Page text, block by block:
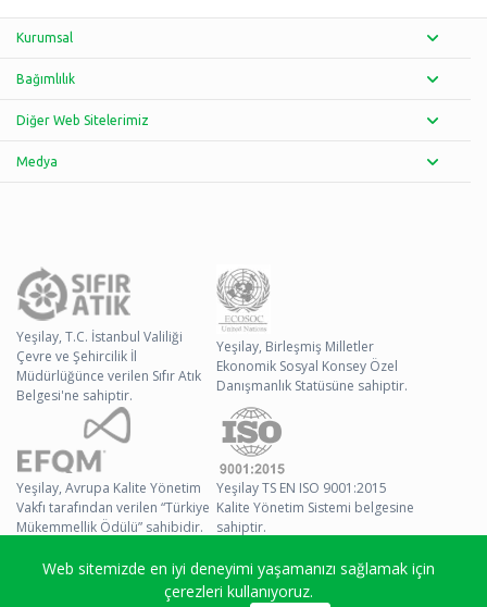
Web sitemizde en iyi deneyimi yaşamanızı sağlamak için
çerezleri kullanıyoruz.
Kurumsal
Bağımlılık
Diğer Web Sitelerimiz
Medya
Yeşilay, T.C. İstanbul Valiliği
Çevre ve Şehircilik İl
Müdürlüğünce verilen Sıfır Atık
Belgesi'ne sahiptir.
Yeşilay, Birleşmiş Milletler
Ekonomik Sosyal Konsey Özel
Danışmanlık Statüsüne sahiptir.
Yeşilay, Avrupa Kalite Yönetim
Vakfı tarafından verilen “Türkiye
Mükemmellik Ödülü” sahibidir.
Yeşilay TS EN ISO 9001:2015
Kalite Yönetim Sistemi belgesine
sahiptir.
© 2026 Yeşilay Tüm
Hakları Saklıdır